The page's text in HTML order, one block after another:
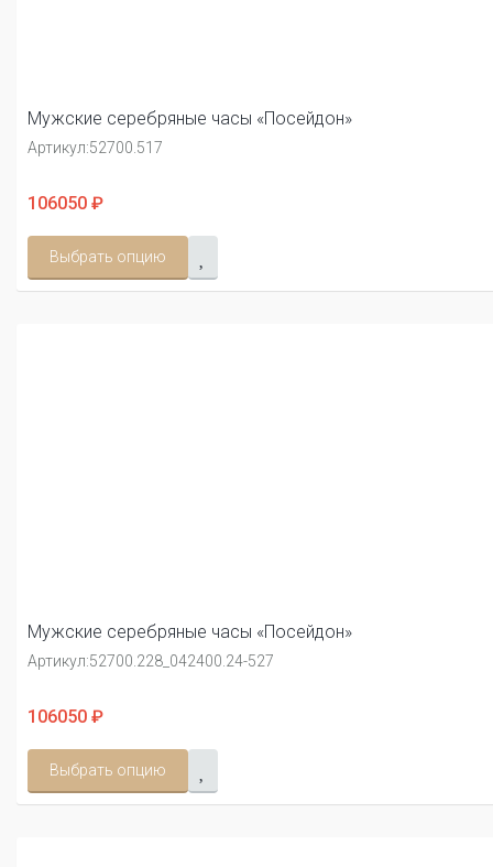
Мужские серебряные часы «Посейдон»
Артикул:52700.517
106050 ₽
Выбрать опцию
Мужские серебряные часы «Посейдон»
Артикул:52700.228_042400.24-527
106050 ₽
Выбрать опцию